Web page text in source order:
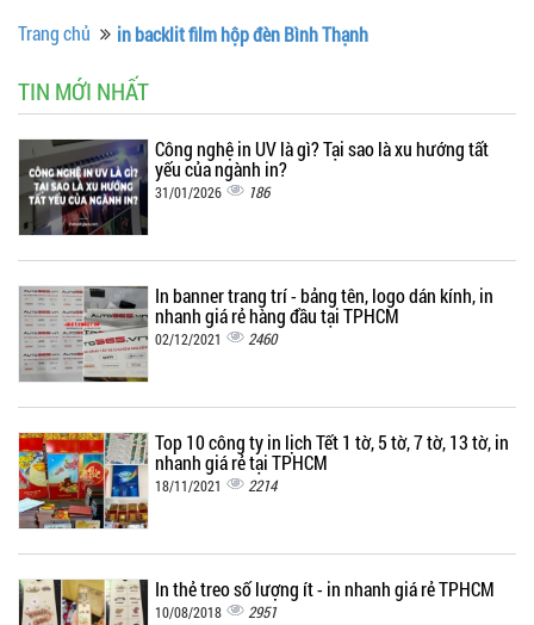
Trang chủ in backlit film hộp đèn Bình Thạnh
TIN MỚI NHẤT
Công nghệ in UV là gì? Tại sao là xu hướng tất
yếu của ngành in?
31/01/2026 186
In banner trang trí - bảng tên, logo dán kính, in
nhanh giá rẻ hàng đầu tại TPHCM
02/12/2021 2460
Top 10 công ty in lịch Tết 1 tờ, 5 tờ, 7 tờ, 13 tờ, in
nhanh giá rẻ tại TPHCM
18/11/2021 2214
In thẻ treo số lượng ít - in nhanh giá rẻ TPHCM
10/08/2018 2951